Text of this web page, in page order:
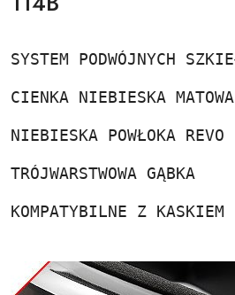
SYSTEM PODWÓJNYCH
CIENKA NIEBIESKA
NIEBIESKA POWŁOKA REVO
TRÓJWARSTWOWA GĄBKA
KOMPATYBILNE Z KASKIEM